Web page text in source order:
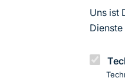
Uns ist